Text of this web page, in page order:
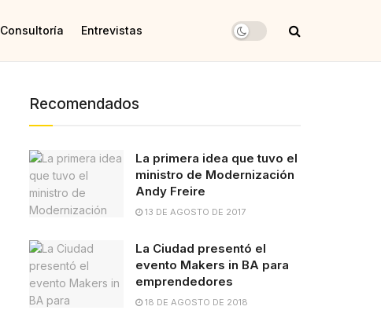
Consultoría Entrevistas
Recomendados
La primera idea que tuvo el
ministro de Modernización
Andy Freire
13 DE AGOSTO DE 2017
La Ciudad presentó el
evento Makers in BA para
emprendedores
18 DE AGOSTO DE 2018